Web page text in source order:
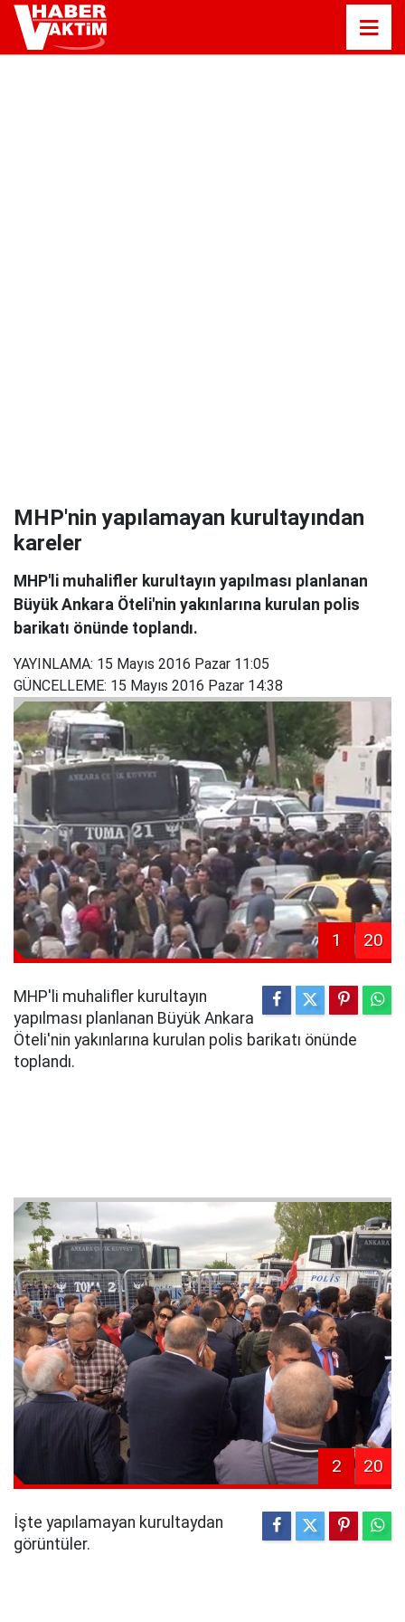
MHP'nin yapılamayan kurultayından
kareler
MHP'li muhalifler kurultayın yapılması planlanan
Büyük Ankara Öteli'nin yakınlarına kurulan polis
barikatı önünde toplandı.
YAYINLAMA: 15 Mayıs 2016 Pazar 11:05
GÜNCELLEME: 15 Mayıs 2016 Pazar 14:38
1 20
MHP'li muhalifler kurultayın
yapılması planlanan Büyük Ankara
Öteli'nin yakınlarına kurulan polis barikatı önünde
toplandı.
2 20
İşte yapılamayan kurultaydan
görüntüler.